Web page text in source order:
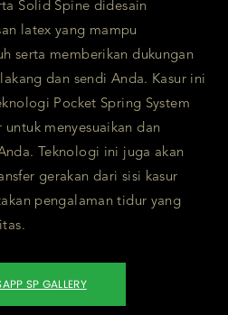
Solid Spine didesain
latex yang mampu
serta memberikan dukungan
dan sendi Anda. Kasur ini
Pocket Spring System
menyesuaikan dan
Teknologi ini juga akan
gerakan dari sisi kasur
pengalaman tidur yang
SP GALLERY